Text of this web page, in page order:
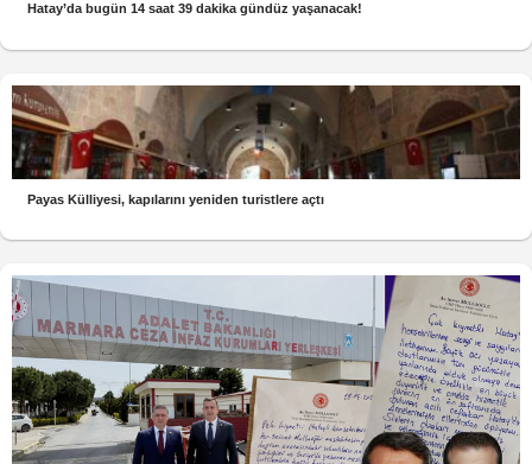
Hatay’da bugün 14 saat 39 dakika gündüz yaşanacak!
Payas Külliyesi, kapılarını yeniden turistlere açtı